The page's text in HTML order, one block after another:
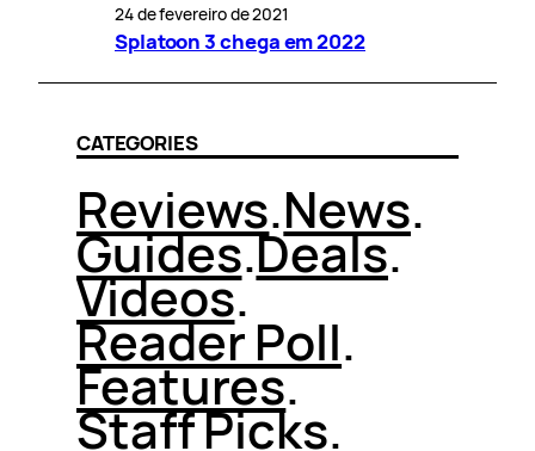
24 de fevereiro de 2021
Splatoon 3 chega em 2022
CATEGORIES
Reviews.News.
Guides.Deals.
Videos.
Reader Poll.
Features.
Staff Picks.